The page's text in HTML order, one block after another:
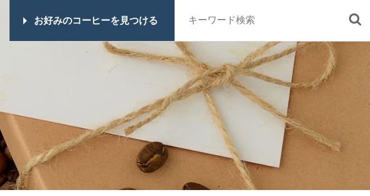
シュガー・フレッシュ・シロ
コーヒー器具
ヒロオリジナルグッズ
■定期便
■特集 一覧
■原材料・販売期間一覧
ヒロコーヒーについて
スペシャルティコーヒーとは
オーガニックコーヒーへのこだわ
お好みのコーヒーを見つける